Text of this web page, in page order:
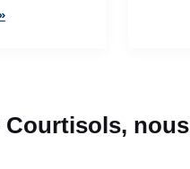
Courtisols,